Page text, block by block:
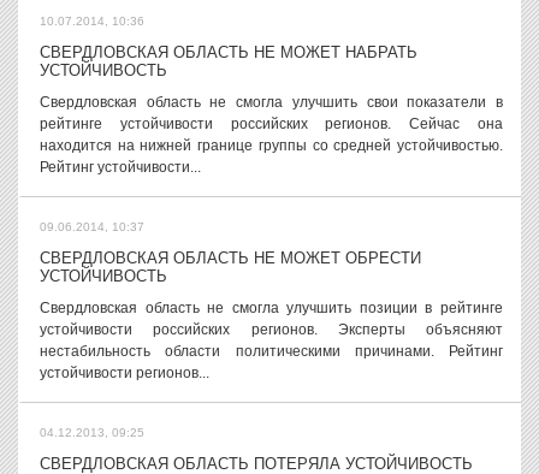
10.07.2014, 10:36
СВЕРДЛОВСКАЯ ОБЛАСТЬ НЕ МОЖЕТ НАБРАТЬ
УСТОЙЧИВОСТЬ
Свердловская область не смогла улучшить свои показатели в
рейтинге устойчивости российских регионов. Сейчас она
находится на нижней границе группы со средней устойчивостью.
Рейтинг устойчивости...
09.06.2014, 10:37
СВЕРДЛОВСКАЯ ОБЛАСТЬ НЕ МОЖЕТ ОБРЕСТИ
УСТОЙЧИВОСТЬ
Свердловская область не смогла улучшить позиции в рейтинге
устойчивости российских регионов. Эксперты объясняют
нестабильность области политическими причинами. Рейтинг
устойчивости регионов...
04.12.2013, 09:25
СВЕРДЛОВСКАЯ ОБЛАСТЬ ПОТЕРЯЛА УСТОЙЧИВОСТЬ